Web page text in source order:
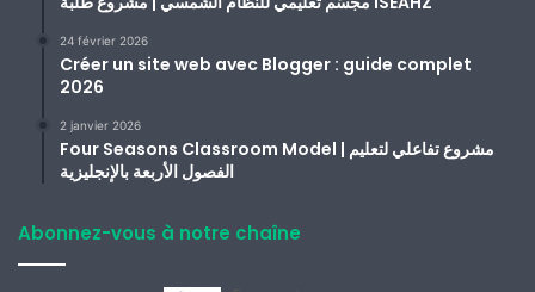
24 février 2026
Créer un site web avec Blogger : guide complet
2026
2 janvier 2026
Four Seasons Classroom Model | مشروع تفاعلي لتعليم
الفصول الأربعة بالإنجليزية
Abonnez-vous à notre chaîne